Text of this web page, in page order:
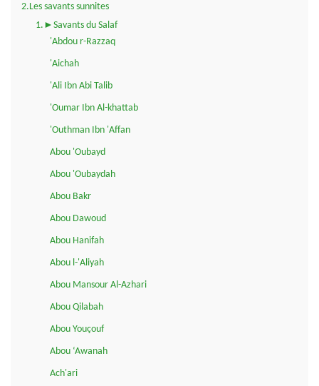
2.Les savants sunnites
1.►Savants du Salaf
'Abdou r-Razzaq
'Aichah
'Ali Ibn Abi Talib
'Oumar Ibn Al-khattab
'Outhman Ibn 'Affan
Abou 'Oubayd
Abou 'Oubaydah
Abou Bakr
Abou Dawoud
Abou Hanifah
Abou l-'Aliyah
Abou Mansour Al-Azhari
Abou Qilabah
Abou Youçouf
Abou ‘Awanah
Ach'ari